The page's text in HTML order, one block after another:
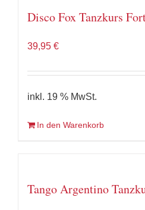
Disco Fox Tanzkurs
39,95 €
inkl. 19 % MwSt.
In den Warenkorb
Tango Argentino